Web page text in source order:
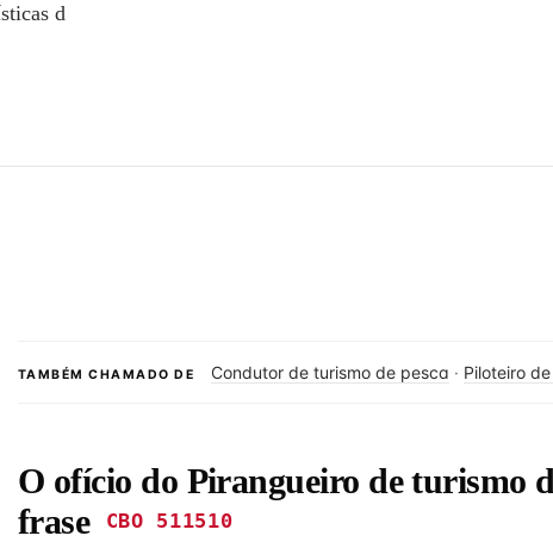
d
TAMBÉM CHAMADO DE Condutor de turismo de pesca · Piloteiro
O ofício do Pirangueiro de turismo
frase
CBO 511510